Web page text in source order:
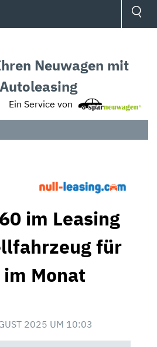
Neuwagen mit
Ein Service von
im Leasing
für
Monat
2025 UM 10:03